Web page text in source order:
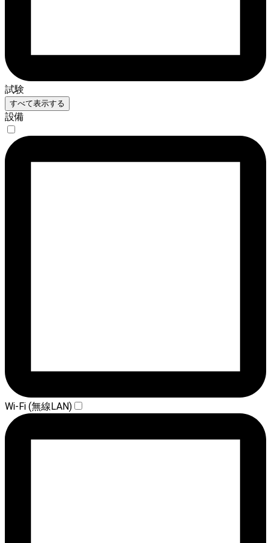
試験
すべて表示する
設備
Wi-Fi (無線LAN)